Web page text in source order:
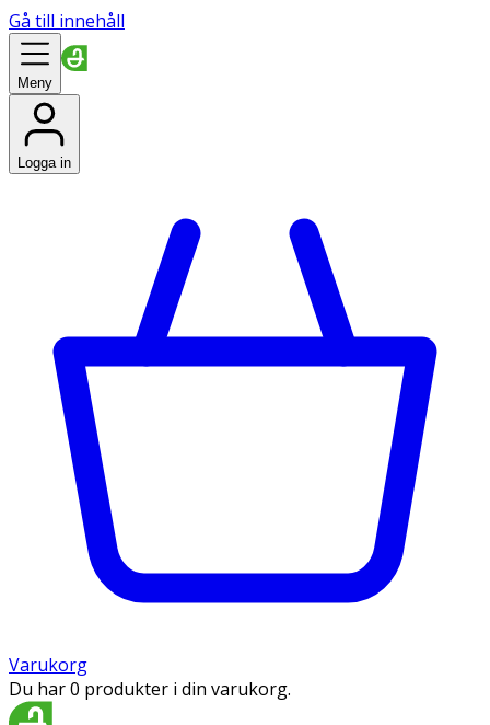
Gå till innehåll
Meny
Logga in
Varukorg
Du har 0 produkter i din varukorg.